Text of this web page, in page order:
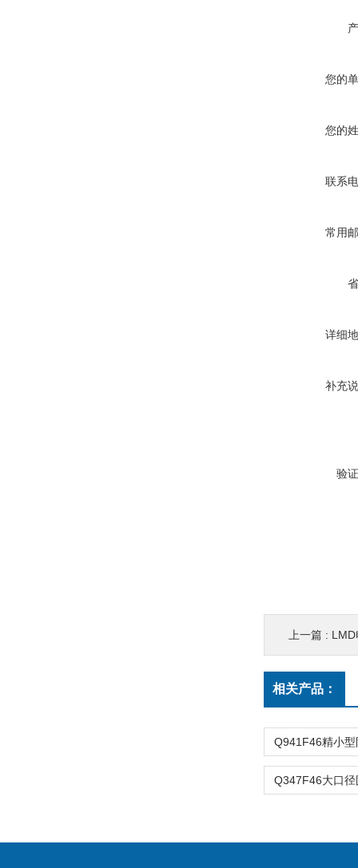
您的
您的
联系
常用
详细
补充
验
上一篇 :
相关产品：